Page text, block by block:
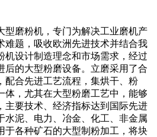
型磨粉机，专门为解决工业磨机产
难题，吸收欧洲先进技术并结合我
机设计制造理念和市场需求，经过
后的大型粉磨设备。立磨采用了合
配合先进工艺流程，集烘干、粉
体，尤其在大型粉磨工艺中，能够
主要技术、经济指标达到国际先进
水泥、电力、冶金、化工、非金属
于各种矿石的大型制粉加工，将块